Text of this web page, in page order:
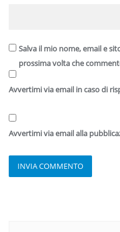
Salva il mio nome, email e
prossima volta che
Avvertimi via email in caso di
Avvertimi via email alla